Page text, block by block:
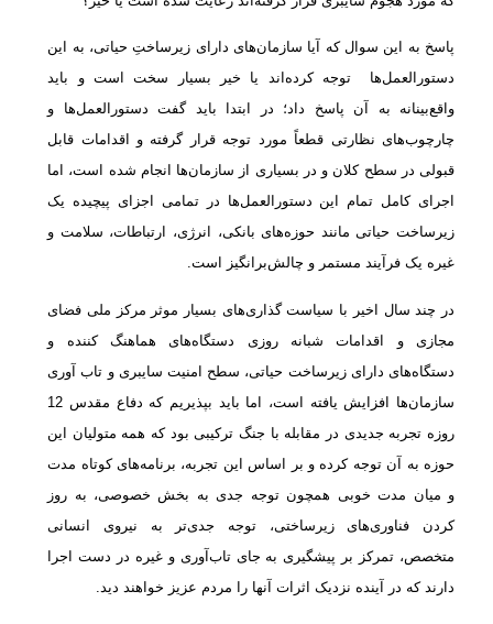
پاسخ به این سوال که آیا سازمان‌های دارای زیرساختِ‌ حیاتی، به این
دستورالعمل‌ها توجه کرده‌اند یا خیر بسیار سخت است و باید
واقع‌بینانه به آن پاسخ داد؛ در ابتدا باید گفت دستورالعمل‌ها و
چارچوب‌های نظارتی قطعاً مورد توجه قرار گرفته و اقدامات قابل
قبولی در سطح کلان و در بسیاری از سازمان‌ها انجام شده است، اما
اجرای کامل تمام این دستورالعمل‌ها در تمامی اجزای پیچیده یک
زیرساخت حیاتی مانند حوزه‌های بانکی، انرژی، ارتباطات، سلامت و
غیره یک فرآیند مستمر و چالش‌برانگیز است.
در چند سال اخیر با سیاست گذاری‌های بسیار موثر مرکز ملی فضای
مجازی و اقدامات شبانه روزی دستگاه‌های هماهنگ کننده و
دستگاه‌های دارای زیرساخت حیاتی، سطح امنیت سایبری و تاب آوری
سازمان‌ها افزایش یافته است، اما باید بپذیریم که دفاع مقدس 12
روزه تجربه جدیدی در مقابله با جنگ ترکیبی بود که همه متولیان این
حوزه به آن توجه کرده و بر اساس این تجربه، برنامه‌های کوتاه مدت
و میان مدت خوبی همچون توجه جدی به بخش خصوصی، به روز
کردن فناوری‌های زیرساختی، توجه جدی‌تر به نیروی انسانی
متخصص، تمرکز بر پیشگیری به جای تاب‌آوری و غیره در دست اجرا
دارند که در آینده نزدیک اثرات آنها را مردم عزیز خواهند دید.